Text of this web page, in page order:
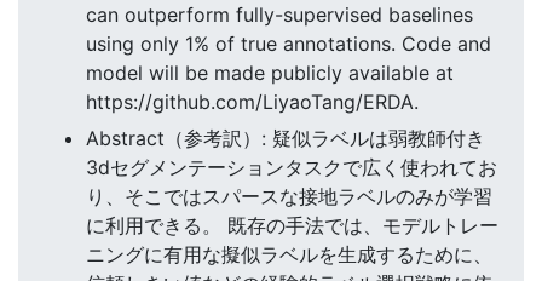
can outperform fully-supervised baselines
using only 1% of true annotations. Code and
model will be made publicly available at
https://github.com/LiyaoTang/ERDA.
Abstract（参考訳）: 疑似ラベルは弱教師付き
3dセグメンテーションタスクで広く使われてお
り、そこではスパースな接地ラベルのみが学習
に利用できる。 既存の手法では、モデルトレー
ニングに有用な擬似ラベルを生成するために、